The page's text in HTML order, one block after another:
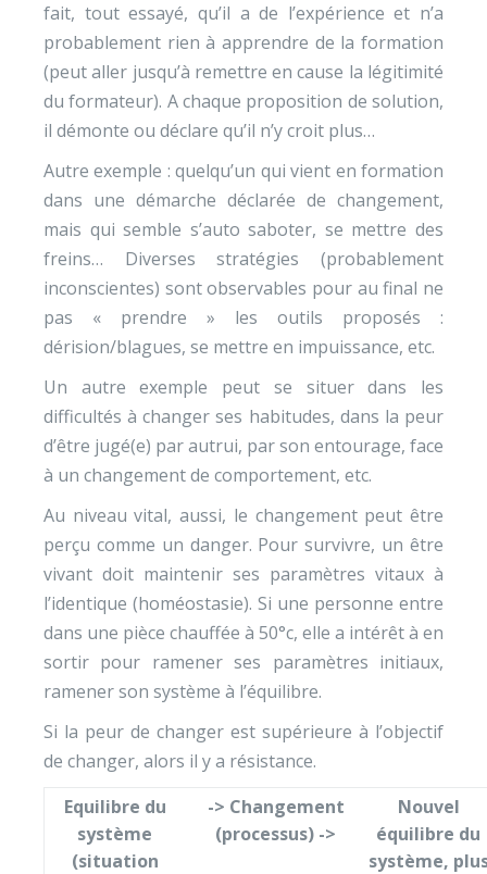
fait, tout essayé, qu’il a de l’expérience et n’a
probablement rien à apprendre de la formation
(peut aller jusqu’à remettre en cause la légitimité
du formateur). A chaque proposition de solution,
il démonte ou déclare qu’il n’y croit plus…
Autre exemple : quelqu’un qui vient en formation
dans une démarche déclarée de changement,
mais qui semble s’auto saboter, se mettre des
freins… Diverses stratégies (probablement
inconscientes) sont observables pour au final ne
pas « prendre » les outils proposés :
dérision/blagues, se mettre en impuissance, etc.
Un autre exemple peut se situer dans les
difficultés à changer ses habitudes, dans la peur
d’être jugé(e) par autrui, par son entourage, face
à un changement de comportement, etc.
Au niveau vital, aussi, le changement peut être
perçu comme un danger. Pour survivre, un être
vivant doit maintenir ses paramètres vitaux à
l’identique (homéostasie). Si une personne entre
dans une pièce chauffée à 50°c, elle a intérêt à en
sortir pour ramener ses paramètres initiaux,
ramener son système à l’équilibre.
Si la peur de changer est supérieure à l’objectif
de changer, alors il y a résistance.
Equilibre du
système
(situation
-> Changement
(processus) ->
Nouvel
équilibre du
système,